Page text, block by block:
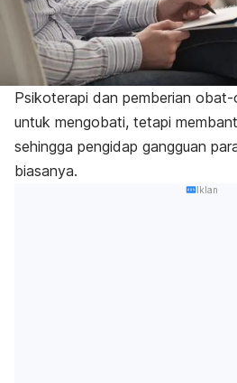
Psikoterapi dan pemberian
untuk mengobati, tetapi
sehingga pengidap gangguan
biasanya.
Iklan